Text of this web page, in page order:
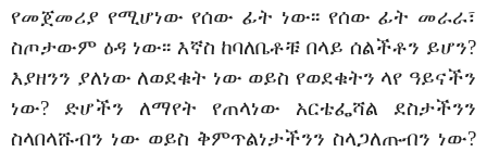
የመጀመሪያ የሚሆነው የሰው ፊት ነው፡፡ የሰው ፊት መራራ፣
ስጦታውም ዕዳ ነው፡፡ እኛስ ከባለቤቶቹ በላይ ሰልችቶን ይሆን?
እያዘንን ያለነው ለወደቁት ነው ወይስ የወደቁትን ላየ ዓይናችን
ነው? ድሆችን ለማየት የጠላነው አርቴፌሻል ደስታችንን
ስላበላሹብን ነው ወይስ ቅምጥልነታችንን ስላጋለጡብን ነው?